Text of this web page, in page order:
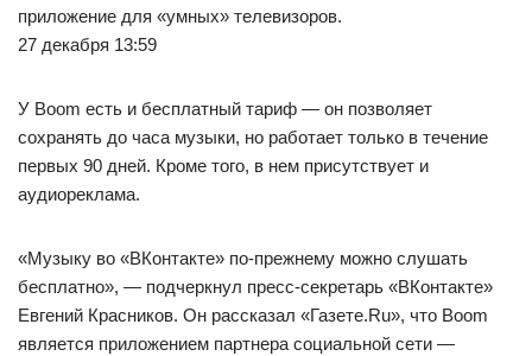
приложение для «умных» телевизоров.
27 декабря 13:59
У Boom есть и бесплатный тариф — он позволяет
сохранять до часа музыки, но работает только в течение
первых 90 дней. Кроме того, в нем присутствует и
аудиореклама.
«Музыку во «ВКонтакте» по-прежнему можно слушать
бесплатно», — подчеркнул пресс-секретарь «ВКонтакте»
Евгений Красников. Он рассказал «Газете.Ru», что Boom
является приложением партнера социальной сети —